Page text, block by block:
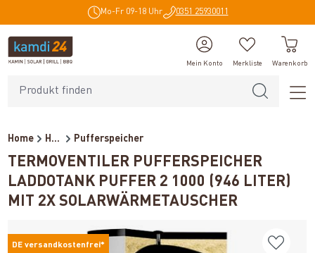
Mo-Fr 09-18 Uhr 0351 25930011
Mein Konto Merkliste Warenkorb
Home Heiztechnik Pufferspeicher
TERMOVENTILER PUFFERSPEICHER
LADDOTANK PUFFER 2 1000 (946 LITER)
MIT 2X SOLARWÄRMETAUSCHER
DE versandkostenfrei*